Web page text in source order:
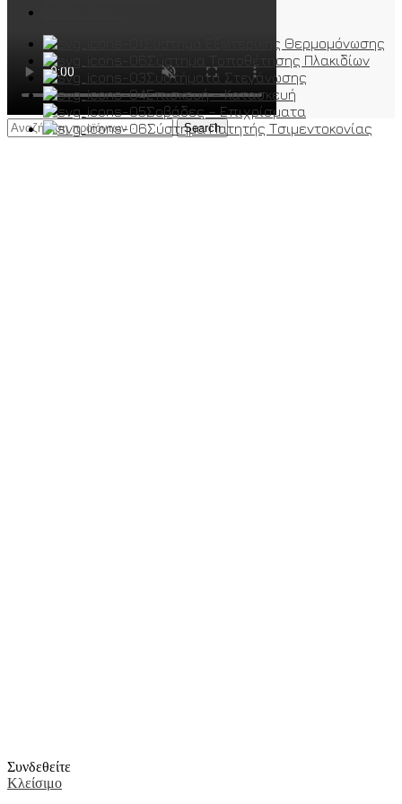
Search
Σύστημα Εξωτερικής Θερμομόνωσης
Σύστημα Τοποθέτησης Πλακιδίων
Συστήματα Στεγάνωσης
Επισκευή – Κατασκευή
Σοβάδες – Επιχρίσματα
Σύστημα Πατητής Τσιμεντοκονίας
Συνδεθείτε
Κλείσιμο